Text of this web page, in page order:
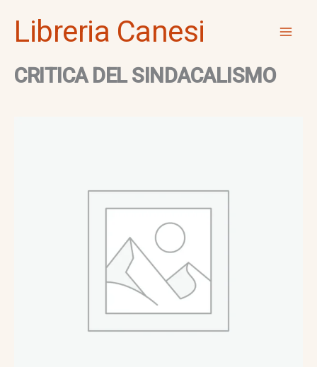
Libreria Canesi
CRITICA DEL SINDACALISMO